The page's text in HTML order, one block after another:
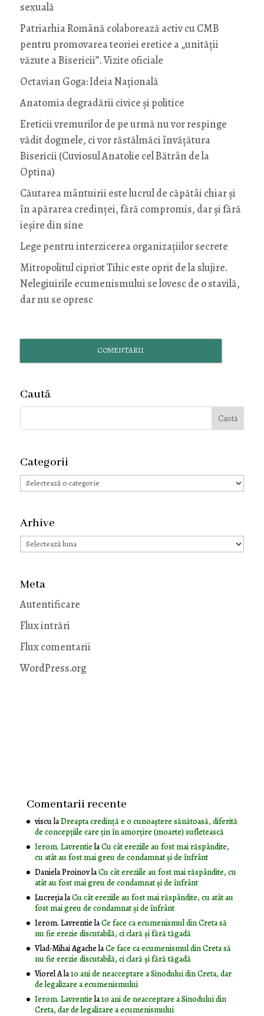
sexuală
Patriarhia Română colaborează activ cu CMB
pentru promovarea teoriei eretice a „unității
văzute a Bisericii”. Vizite oficiale
Octavian Goga: Ideia Naţională
Anatomia degradării civice și politice
Ereticii vremurilor de pe urmă nu vor respinge
vădit dogmele, ci vor răstălmăci învățătura
Bisericii (Cuviosul Anatolie cel Bătrân de la
Optina)
Căutarea mântuirii este lucrul de căpătâi chiar și
în apărarea credinței, fără compromis, dar și fără
ieșire din sine
Lege pentru interzicerea organizaţiilor secrete
Mitropolitul cipriot Tihic este oprit de la slujire.
Nelegiuirile ecumenismului se lovesc de o stavilă,
dar nu se opresc
COMENTARII
Caută
Categorii
Categorii
Arhive
Arhive
Meta
Autentificare
Flux intrări
Flux comentarii
WordPress.org
Comentarii recente
visculaDreapta credință e o cunoaștere sănătoasă, diferită
de concepțiile care țin în amorțire (moarte) sufletească
Ierom. LavrentielaCu cât ereziile au fost mai răspândite,
cu atât au fost mai greu de condamnat și de înfrânt
Daniela ProinovlaCu cât ereziile au fost mai răspândite, cu
atât au fost mai greu de condamnat și de înfrânt
LucrețialaCu cât ereziile au fost mai răspândite, cu atât au
fost mai greu de condamnat și de înfrânt
Ierom. LavrentielaCe face ca ecumenismul din Creta să
nu fie erezie discutabilă, ci clară și fără tăgadă
Vlad-Mihai AgachelaCe face ca ecumenismul din Creta să
nu fie erezie discutabilă, ci clară și fără tăgadă
Viorel Ala10 ani de neacceptare a Sinodului din Creta, dar
de legalizare a ecumenismului
Ierom. Lavrentiela10 ani de neacceptare a Sinodului din
Creta, dar de legalizare a ecumenismului